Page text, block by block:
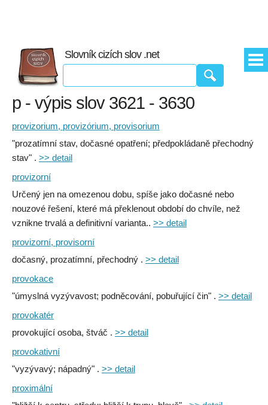
Slovník cizích slov .net
p - výpis slov 3621 - 3630
provizorium, provizórium, provisorium
"prozatímní stav, dočasné opatření; předpokládaně přechodný
stav" . >> detail
provizorní
Určený jen na omezenou dobu, spíše jako dočasné nebo
nouzové řešení, které má překlenout období do chvíle, než
vznikne trvalá a definitivní varianta.. >> detail
provizorní, provisorní
dočasný, prozatímní, přechodný . >> detail
provokace
"úmyslná vyzývavost; podněcování, pobuřující čin" . >> detail
provokatér
provokující osoba, štváč . >> detail
provokativní
"vyzývavý; nápadný" . >> detail
proximální